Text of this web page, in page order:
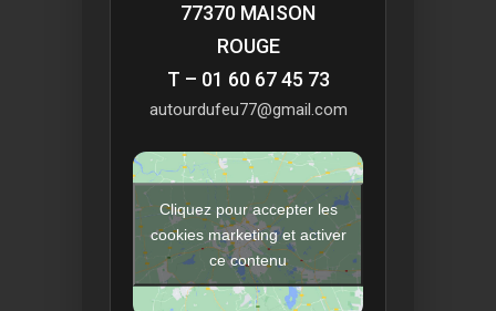
77370 MAISON
ROUGE
T – 01 60 67 45 73
autourdufeu77@gmail.com
Cliquez pour accepter les
cookies marketing et activer
ce contenu